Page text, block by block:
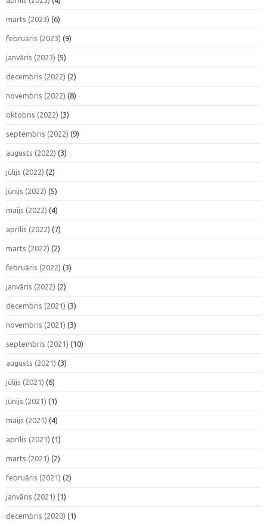
marts (2023) (6)
februāris (2023) (9)
janvāris (2023) (5)
decembris (2022) (2)
novembris (2022) (8)
oktobris (2022) (3)
septembris (2022) (9)
augusts (2022) (3)
jūlijs (2022) (2)
jūnijs (2022) (5)
maijs (2022) (4)
aprīlis (2022) (7)
marts (2022) (2)
februāris (2022) (3)
janvāris (2022) (2)
decembris (2021) (3)
novembris (2021) (3)
septembris (2021) (10)
augusts (2021) (3)
jūlijs (2021) (6)
jūnijs (2021) (1)
maijs (2021) (4)
aprīlis (2021) (1)
marts (2021) (2)
februāris (2021) (2)
janvāris (2021) (1)
decembris (2020) (1)